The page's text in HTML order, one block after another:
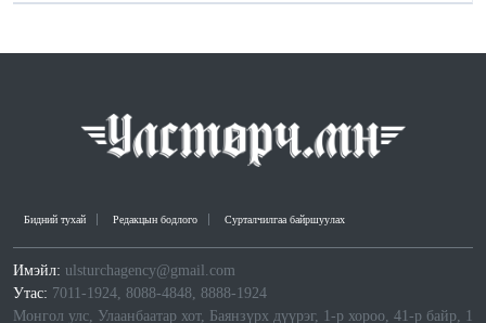
Бидний тухай Редакцын бодлого Сурталчилгаа байршуулах
Имэйл: ulsturchagency@gmail.com
Утас: 7011-1924, 8088-4848, 8888-1924
Монгол улс, Улаанбаатар хот, Баянзүрх дүүрэг, 1-р хороо, 41-р байр, 1